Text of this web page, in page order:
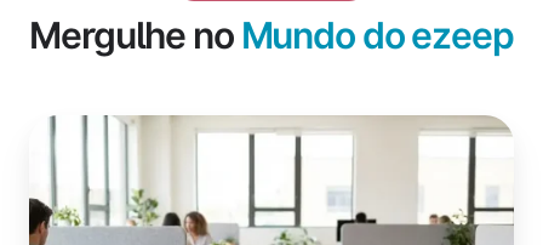
Mergulhe no Mundo do ezeep
que
a